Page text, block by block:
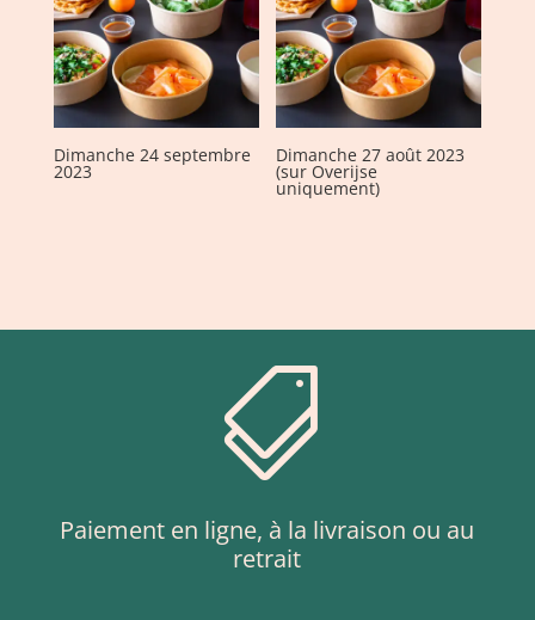
Dimanche 24 septembre
2023
Dimanche 27 août 2023
(sur Overijse
uniquement)

Paiement en ligne, à la livraison ou au
retrait